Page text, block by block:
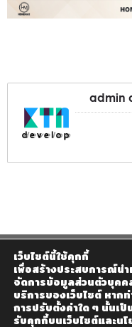
admin
เว็บไซต์นี้ใช้คุกกี้
เพื่อสร้างประสบการณ์น
จัดการข้อมูลส่วนตัวบุคค
บริการของเว็บไซต์ หาก
การปรับตั้งค่าใด ๆ นั้นเ
รับคุกกี้บนเว็บไซต์และน